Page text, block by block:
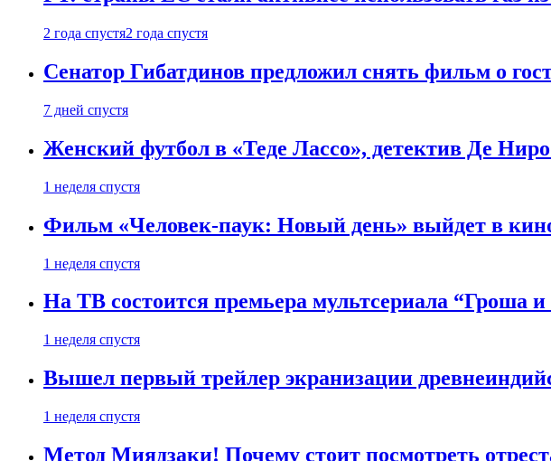
2 года спустя2 года спустя
Сенатор Гибатдинов предложил снять фильм о
7 дней спустя
Женский футбол в «Теде Лассо», детектив Де
1 неделя спустя
Фильм «Человек-паук: Новый день» выйдет в
1 неделя спустя
На ТВ состоится премьера мультсериала “Гроша
1 неделя спустя
Вышел первый трейлер экранизации
1 неделя спустя
Метод Миядзаки! Почему стоит посмотреть